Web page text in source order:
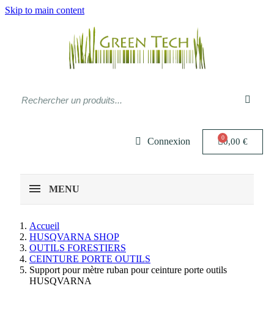
Skip to main content
Connexion 0,00 €
MENU
Accueil
HUSQVARNA SHOP
OUTILS FORESTIERS
CEINTURE PORTE OUTILS
Support pour mètre ruban pour ceinture porte outils
HUSQVARNA